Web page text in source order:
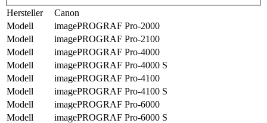
Hersteller
Canon
Modell
imagePROGRAF Pro-2000
Modell
imagePROGRAF Pro-2100
Modell
imagePROGRAF Pro-4000
Modell
imagePROGRAF Pro-4000 S
Modell
imagePROGRAF Pro-4100
Modell
imagePROGRAF Pro-4100 S
Modell
imagePROGRAF Pro-6000
Modell
imagePROGRAF Pro-6000 S